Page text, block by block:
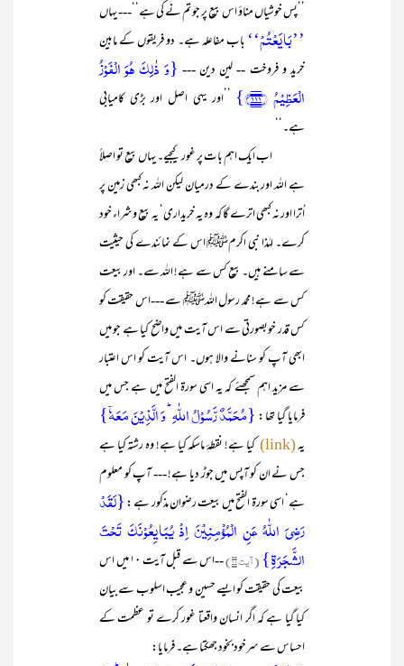
’’پس خوشیاں مناؤ اس بیع پر جو تم نے کی ہے‘‘--- یہاں
’’بَایَعْتُمْ‘‘باب مفاعلہ ہے۔ دو فریقوں کے مابین
خرید و فروخت -- لین دین --- {وَ ذٰلِکَ ہُوَ الۡفَوۡزُ
الۡعَظِیۡمُ ﴿۱۱۱﴾}
’’اور یہی اصل اور بڑی کامیابی
ہے۔‘‘
اب ایک اہم بات پر غور کیجیے۔ یہاں بیع تو اصلاً
ہے اللہ اور بندے کے درمیان لیکن اللہ نہ کبھی زمین پر
اُترا اور نہ کبھی اترے گا کہ وہ یہ خریداری‘ یہ بیع وشراء خود
کرے۔ لہٰذا نبی اکرمﷺ اس کے نمائندے کی حیثیت
سے سامنے ہیں۔ بیع کس سے ہے! اللہ سے۔ اور بیعت
کس سے ہے! محمد رسول اللہﷺ سے ---اس حقیقت کو
کس قدر خوبصورتی سے اس آیت میں واضح کیا ہے جو میں
ابھی آپ کو سنانے والا ہوں۔ اس آیت کو اس اعتبار
سے مزید اہم سمجھئے کہ یہ اسی سورۃ الفتح میں ہے جس میں
فرمایا گیا تھا :{مُحَمَّدٌ رَّسُوۡلُ اللّٰہِ ؕ وَ الَّذِیۡنَ مَعَہٗۤ}
یہ(link)
کیا ہے! نقطۂ ماسکہ کیا ہے! وہ رشتہ کیا ہے
جس نے ان کو آپس میں جوڑ دیا ہے! --- آپ کو معلوم
ہے‘ اسی سورۃ الفتح میں بیعت رضوان مذکور ہے :{لَقَدۡ
رَضِیَ اللّٰہُ عَنِ الۡمُؤۡمِنِیۡنَ اِذۡ یُبَایِعُوۡنَکَ تَحۡتَ
الشَّجَرَۃِ}(آیت ۱۸)
--اس سے قبل آیت ۱۰ میں اس
بیعت کی حقیقت کو ایسے حسین و عجیب اسلوب سے بیان
کیا گیا ہے کہ اگر انسان واقعتا غور کرے تو عظمت کے
احساس سے سرخودبخود جھکتا ہے۔ فرمایا: